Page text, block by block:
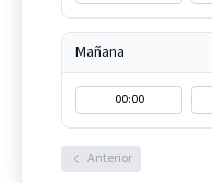
Mañana
00:00
Anterior